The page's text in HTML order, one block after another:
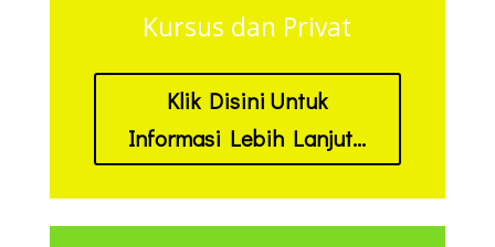
Kursus dan Privat
Klik Disini Untuk
Informasi Lebih Lanjut...